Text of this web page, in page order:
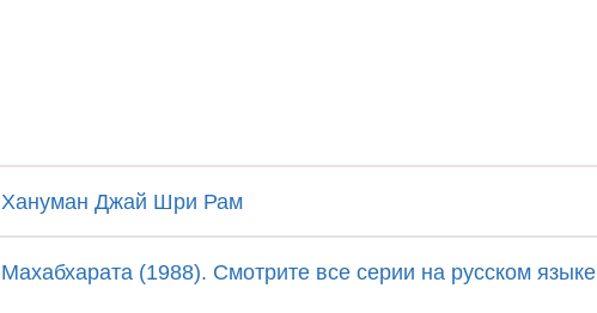
Хануман Джай Шри Рам
Махабхарата (1988). Смотрите все серии на русском языке